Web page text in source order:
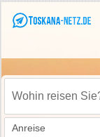
Wohin reisen Sie?
Anreise